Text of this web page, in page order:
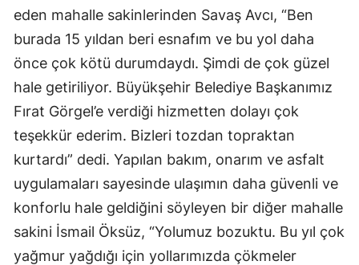
eden mahalle sakinlerinden Savaş Avcı, “Ben
burada 15 yıldan beri esnafım ve bu yol daha
önce çok kötü durumdaydı. Şimdi de çok güzel
hale getiriliyor. Büyükşehir Belediye Başkanımız
Fırat Görgel’e verdiği hizmetten dolayı çok
teşekkür ederim. Bizleri tozdan topraktan
kurtardı” dedi. Yapılan bakım, onarım ve asfalt
uygulamaları sayesinde ulaşımın daha güvenli ve
konforlu hale geldiğini söyleyen bir diğer mahalle
sakini İsmail Öksüz, “Yolumuz bozuktu. Bu yıl çok
yağmur yağdığı için yollarımızda çökmeler